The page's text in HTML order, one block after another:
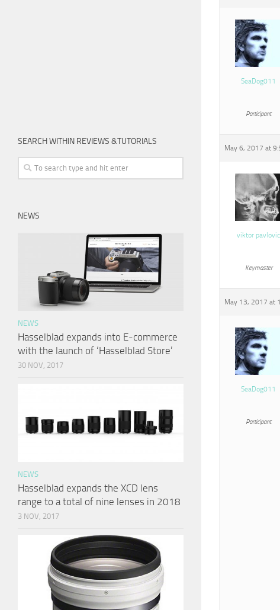
SeaDog011
Participant
May 6, 2017 at
viktor pavlovic
Keymaster
May 13, 2017 at
SeaDog011
Participant
SEARCH WITHIN REVIEWS &TUTORIALS
NEWS
NEWS
Hasselblad expands into E-commerce
with the launch of ‘Hasselblad Store’
30 NOV, 2017
NEWS
Hasselblad expands the XCD lens
range to a total of nine lenses in 2018
3 NOV, 2017